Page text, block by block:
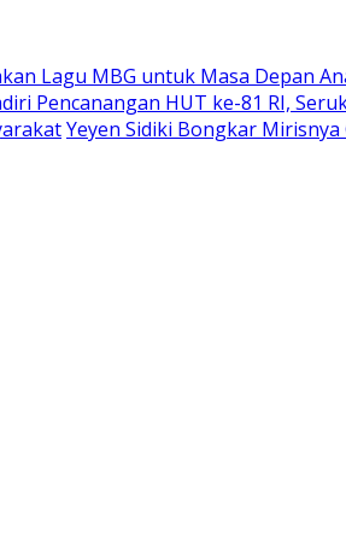
Lagu MBG untuk Masa Depan
Pencanangan HUT ke-81 RI,
Yeyen Sidiki Bongkar